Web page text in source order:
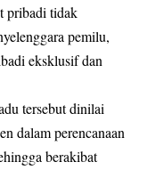
pribadi tidak
pemilu,
eksklusif dan
tersebut dinilai
dalam perencanaan
berakibat